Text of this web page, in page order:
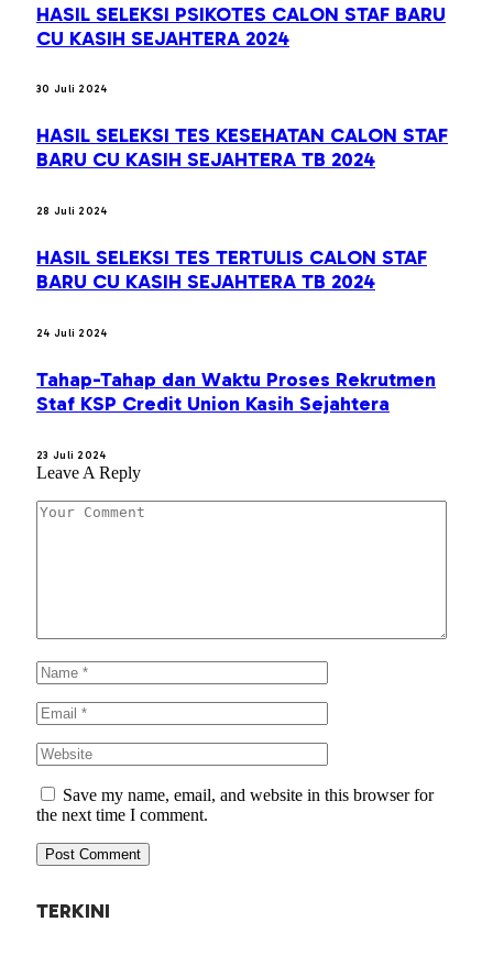
HASIL SELEKSI PSIKOTES CALON STAF BARU
CU KASIH SEJAHTERA 2024
30 Juli 2024
HASIL SELEKSI TES KESEHATAN CALON STAF
BARU CU KASIH SEJAHTERA TB 2024
28 Juli 2024
HASIL SELEKSI TES TERTULIS CALON STAF
BARU CU KASIH SEJAHTERA TB 2024
24 Juli 2024
Tahap-Tahap dan Waktu Proses Rekrutmen
Staf KSP Credit Union Kasih Sejahtera
23 Juli 2024
Leave A Reply
Save my name, email, and website in this browser for
the next time I comment.
TERKINI